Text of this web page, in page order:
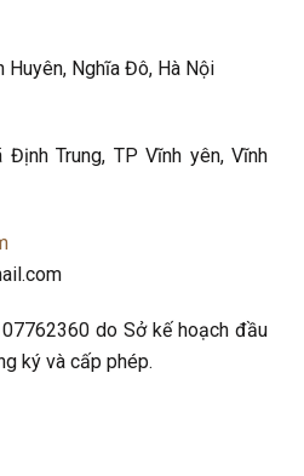
Huyên, Nghĩa Đô, Hà Nội
Trung, TP Vĩnh yên, Vĩnh
do Sở kế hoạch đầu
ký và cấp phép.